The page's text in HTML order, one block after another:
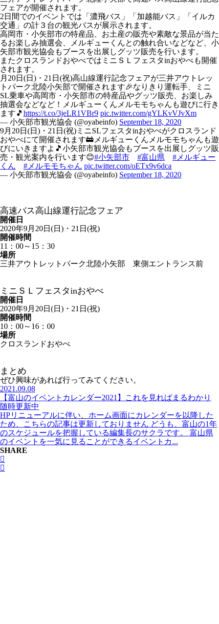
フェアが開催されます。
2日間でのイベントでは「濃飛バス」「加越能バス」「イルカ
交通」の計３台の観光バスが展示されます。
高岡市・小矢部市の特産品、お土産の販売や素敵な景品が当た
るお楽しみ抽選会、メルギューくんとの触れ合いなどなど、小
矢部市観光協会もブースを出展しグッツ販売を行います。
またクロスランドおやべではミニＳＬフェスタinおやべも開催
されます。
月20日(日)・21日(祝)高山線運行記念フェアが三井アウトレッ
トパーク北陸小矢部で開催されます🎉なりきり運転手、ミニ
SL乗車や高岡市・小矢部市の特産品やグッツ販売、お楽しみ
抽選会などなど！メルギューくんメルモモちゃんも遊びに行き
ます🎵 https://t.co/3jeLR1VBr9 pic.twitter.com/gYLKvVJvXm
— 小矢部市観光協会 (@oyabeinfo) September 18, 2020
9月20日(日)・21日(祝)ミニSLフェスタinおやべがクロスランド
おやべにて開催されます🚋メルギューくんメルモモちゃんも遊
びにいきますよ🎵小矢部市観光協会もブースを出展しグッツ販
売・観光案内を行います😊#小矢部市 #富山県
#メルギュー
くん
#メルモモちゃん pic.twitter.com/oETx9v6dca
— 小矢部市観光協会 (@oyabeinfo) September 18, 2020
高速バス高山線運行記念フェア
開催日
2020年9月20日(日)・21日(祝)
開催時間
11：00～15：30
場所
三井アウトレットパーク北陸小矢部 東側エントランス前
ミニＳＬフェスタinおやべ
開催日
2020年9月20日(日)・21日(祝)
開催時間
10：00～16：00
場所
クロスランドおやべ
まとめ
ぜひ興味があれば行ってみてください。
2021.09.08
【富山のイベントカレンダー2021】これを見ればまるわかり
随時更新中
HPリニューアルに伴い、ホーム画面にカレンダーを以降した
ため、こちらの記事は更新しておりません どうも、富山の1年
のスケジュールを把握している編集長のサクラです。 富山県
のイベントを一気に見ることができるイベントカ...
SHARE